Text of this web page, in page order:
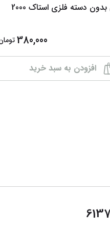
دسته فلزی استاک 2000
380,000
افزودن به سبد خرید